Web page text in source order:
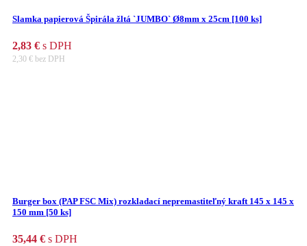
Slamka papierová Špirála žltá `JUMBO` Ø8mm x 25cm [100 ks]
2,83 € s DPH
2,30 € bez DPH
Burger box (PAP FSC Mix) rozkladací nepremastiteľný kraft 145 x 145 x
150 mm [50 ks]
35,44 € s DPH